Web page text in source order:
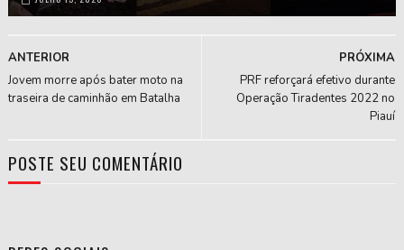
PRÓXIMA
PRF reforçará efetivo durante
Operação Tiradentes 2022 no
Piauí
ANTERIOR
Jovem morre após bater moto na
traseira de caminhão em Batalha
POSTE SEU COMENTÁRIO